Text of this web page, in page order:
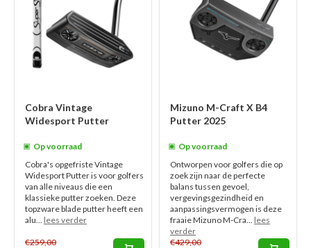
Cobra Vintage
Widesport Putter
Op voorraad
Cobra's opgefriste Vintage
Widesport Putter is voor golfers
van alle niveaus die een
klassieke putter zoeken. Deze
topzware blade putter heeft een
alu... lees verder
€259,00
Mizuno M-Craft X B4
Putter 2025
Op voorraad
Ontworpen voor golfers die op
zoek zijn naar de perfecte
balans tussen gevoel,
vergevingsgezindheid en
aanpassingsvermogen is deze
fraaie Mizuno M-Cra... lees
verder
€429,00